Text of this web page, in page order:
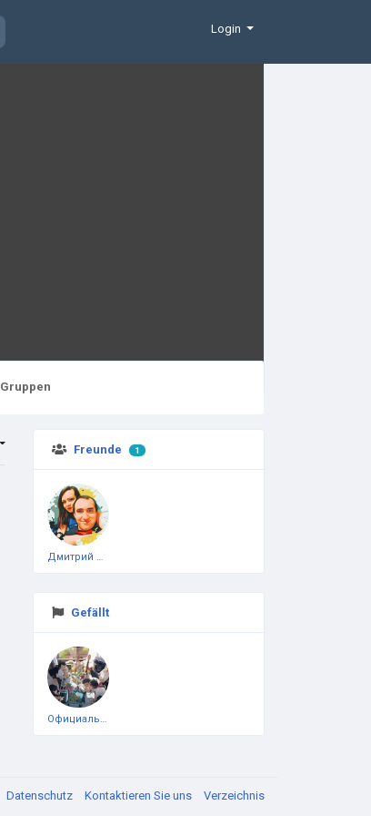
Login
Gruppen
Freunde 1
Дмитрий Чеботарёв
Gefällt
Официальная тестовая страница
Datenschutz Kontaktieren Sie uns Verzeichnis